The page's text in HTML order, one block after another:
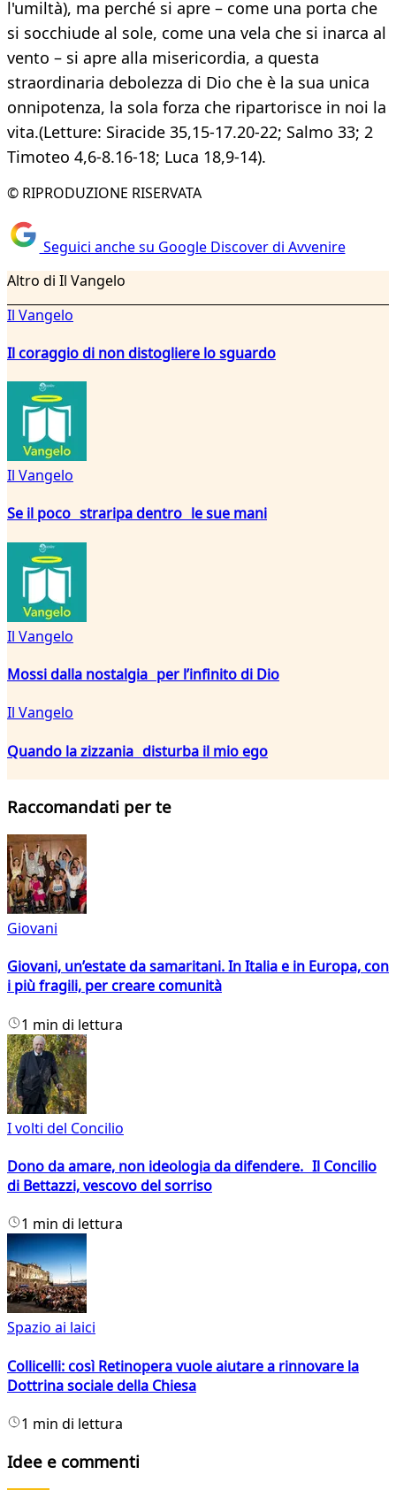
l'umiltà), ma perché si apre – come una porta che
si socchiude al sole, come una vela che si inarca al
vento – si apre alla misericordia, a questa
straordinaria debolezza di Dio che è la sua unica
onnipotenza, la sola forza che ripartorisce in noi la
vita.(Letture: Siracide 35,15-17.20-22; Salmo 33; 2
Timoteo 4,6-8.16-18; Luca 18,9-14).
© RIPRODUZIONE RISERVATA
Seguici anche su Google Discover di Avvenire
Altro di Il Vangelo
Il Vangelo
Il coraggio di non distogliere lo sguardo
Il Vangelo
Se il poco straripa dentro le sue mani
Il Vangelo
Mossi dalla nostalgia per l’infinito di Dio
Il Vangelo
Quando la zizzania disturba il mio ego
Raccomandati per te
Giovani
Giovani, un’estate da samaritani. In Italia e in Europa, con
i più fragili, per creare comunità
1 min di lettura
I volti del Concilio
Dono da amare, non ideologia da difendere. Il Concilio
di Bettazzi, vescovo del sorriso
1 min di lettura
Spazio ai laici
Collicelli: così Retinopera vuole aiutare a rinnovare la
Dottrina sociale della Chiesa
1 min di lettura
Idee e commenti